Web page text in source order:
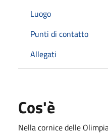
Luogo
Punti di contatto
Allegati
Cos'è
Nella cornice delle